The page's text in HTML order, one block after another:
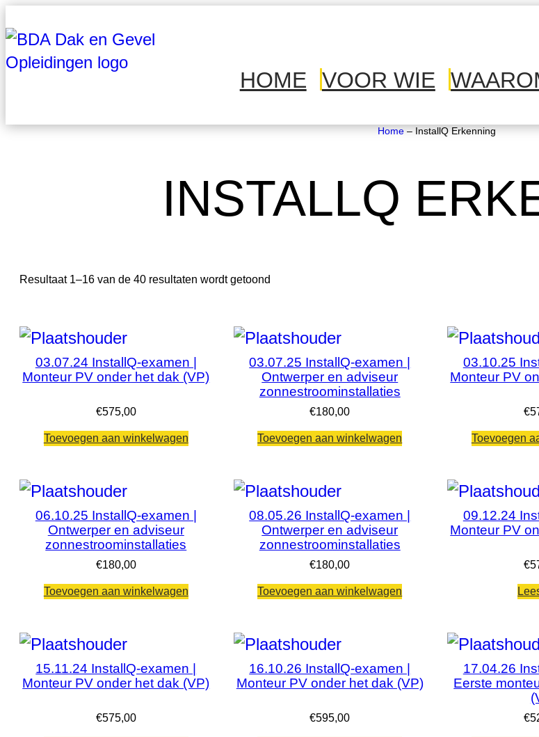
HOME VOOR WIE
Home – InstallQ Erkenning
INSTALLQ
Resultaat 1–16 van de 40 resultaten wordt getoond
03.07.24 InstallQ-examen |
Monteur PV onder het dak (VP)
€575,00
Toevoegen aan winkelwagen
03.07.25 InstallQ-examen |
Ontwerper en adviseur
zonnestroominstallaties
€180,00
Toevoegen aan winkelwagen
03.10.25
Monteur PV
€
Toevoegen
06.10.25 InstallQ-examen |
Ontwerper en adviseur
zonnestroominstallaties
€180,00
Toevoegen aan winkelwagen
08.05.26 InstallQ-examen |
Ontwerper en adviseur
zonnestroominstallaties
€180,00
Toevoegen aan winkelwagen
09.12.24
Monteur PV
€
15.11.24 InstallQ-examen |
Monteur PV onder het dak (VP)
€575,00
16.10.26 InstallQ-examen |
Monteur PV onder het dak (VP)
€595,00
17.04.26
Eerste
€